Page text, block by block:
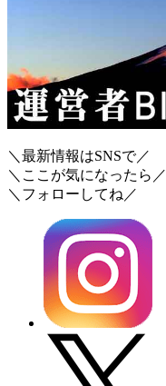
＼最新情報はSNSで／
＼ここが気になったら／
＼フォローしてね／